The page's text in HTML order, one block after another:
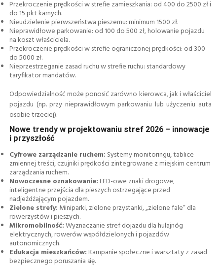
Przekroczenie prędkości w strefie zamieszkania: od 400 do 2500 zł i
do 15 pkt karnych.
Nieudzielenie pierwszeństwa pieszemu: minimum 1500 zł.
Nieprawidłowe parkowanie: od 100 do 500 zł, holowanie pojazdu
na koszt właściciela.
Przekroczenie prędkości w strefie ograniczonej prędkości: od 300
do 5000 zł.
Nieprzestrzeganie zasad ruchu w strefie ruchu: standardowy
taryfikator mandatów.
Odpowiedzialność może ponosić zarówno kierowca, jak i właściciel
pojazdu (np. przy nieprawidłowym parkowaniu lub użyczeniu auta
osobie trzeciej).
Nowe trendy w projektowaniu stref 2026 – innowacje
i przyszłość
Cyfrowe zarządzanie ruchem: Systemy monitoringu, tablice
zmiennej treści, czujniki prędkości zintegrowane z miejskim centrum
zarządzania ruchem.
Nowoczesne oznakowanie:LED-owe znaki drogowe,
inteligentne przejścia dla pieszych ostrzegające przed
nadjeżdżającym pojazdem.
Zielone strefy: Miniparki, zielone przystanki, „zielone fale” dla
rowerzystów i pieszych.
Mikromobilność:Wyznaczanie stref dojazdu dla hulajnóg
elektrycznych, rowerów współdzielonych i pojazdów
autonomicznych.
Edukacja mieszkańców:Kampanie społeczne i warsztaty z zasad
bezpiecznego poruszania się.